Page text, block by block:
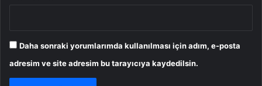
Daha sonraki yorumlarımda kullanılması için adım, e-posta
adresim ve site adresim bu tarayıcıya kaydedilsin.